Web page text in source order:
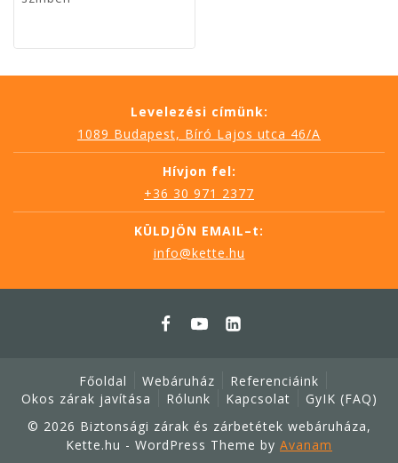
Levelezési címünk:
1089 Budapest, Bíró Lajos utca 46/A
Hívjon fel:
+36 30 971 2377
KÜLDJÖN EMAIL–t:
info@kette.hu
Főoldal Webáruház
Referenciáink
Okos zárak javítása
Rólunk Kapcsolat
GyIK (FAQ)
© 2026 Biztonsági zárak és zárbetétek webáruháza,
Kette.hu - WordPress Theme by Avanam